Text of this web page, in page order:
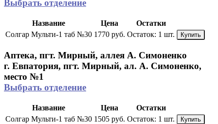
Выбрать отделение
Название Цена
Остатки
Солгар Мульти-1 таб №30 1770 руб. Остаток: 1 шт. Купить
Аптека, пгт. Мирный, аллея А. Симоненко
г. Евпатория, пгт. Мирный, ал. А. Симоненко,
место №1
Выбрать отделение
Название Цена
Остатки
Солгар Мульти-1 таб №30 1505 руб. Остаток: 1 шт. Купить